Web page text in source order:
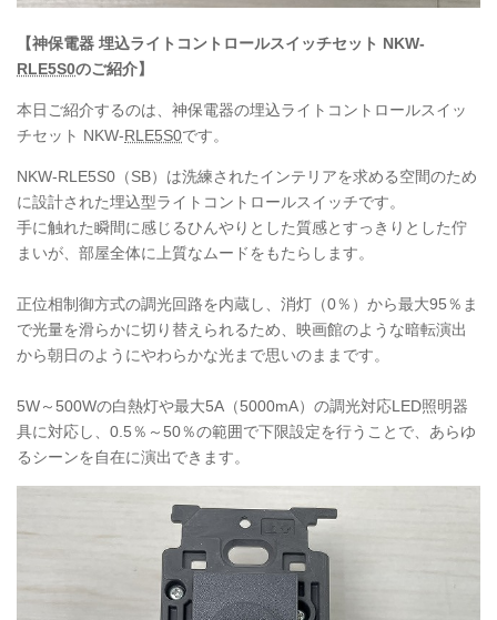
【神保電器 埋込ライトコントロールスイッチセット NKW-
RLE5S0のご紹介】
本日ご紹介するのは、神保電器の埋込ライトコントロールスイッ
チセット NKW-RLE5S0です。
NKW-RLE5S0（SB）は洗練されたインテリアを求める空間のため
に設計された埋込型ライトコントロールスイッチです。
手に触れた瞬間に感じるひんやりとした質感とすっきりとした佇
まいが、部屋全体に上質なムードをもたらします。
正位相制御方式の調光回路を内蔵し、消灯（0％）から最大95％ま
で光量を滑らかに切り替えられるため、映画館のような暗転演出
から朝日のようにやわらかな光まで思いのままです。
5W～500Wの白熱灯や最大5A（5000mA）の調光対応LED照明器
具に対応し、0.5％～50％の範囲で下限設定を行うことで、あらゆ
るシーンを自在に演出できます。